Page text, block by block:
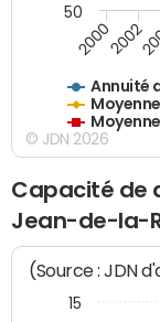
Annuité
20002002
50
© JDN 2026
Capacité de
Jean-de-la-
(Source : JDN
15